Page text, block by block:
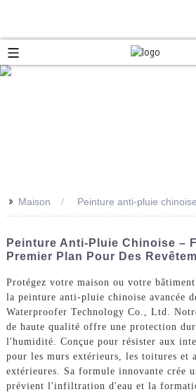
>> Maison Peinture anti-pluie chinoise
Peinture Anti-Pluie Chinoise –
Premier Plan Pour Des
Protégez votre maison ou votre
la peinture anti-pluie chinoise avancée
Waterproofer Technology Co., Ltd.
de haute qualité offre une protection
l'humidité. Conçue pour résister aux
pour les murs extérieurs, les toitures et
extérieures. Sa formule innovante crée
prévient l'infiltration d'eau et la